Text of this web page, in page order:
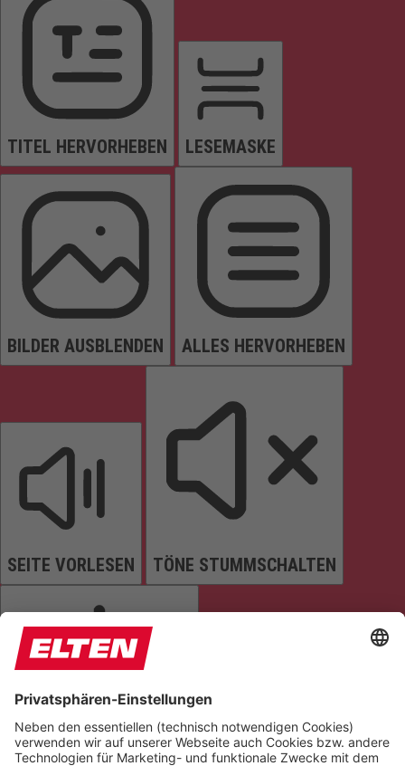
TITEL HERVORHEBEN LESEMASKE
BILDER AUSBLENDEN ALLES HERVORHEBEN
SEITE VORLESEN TÖNE STUMMSCHALTEN